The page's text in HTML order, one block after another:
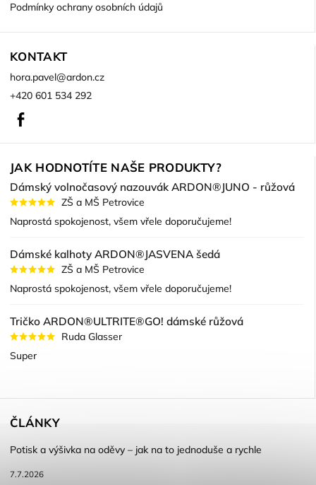
Podmínky ochrany osobních údajů
KONTAKT
hora.pavel@ardon.cz
+420 601 534 292
JAK HODNOTÍTE NAŠE PRODUKTY?
Dámský volnočasový nazouvák ARDON®JUNO - růžová
ZŠ a MŠ Petrovice
Naprostá spokojenost, všem vřele doporučujeme!
Dámské kalhoty ARDON®JASVENA šedá
ZŠ a MŠ Petrovice
Naprostá spokojenost, všem vřele doporučujeme!
Tričko ARDON®ULTRITE®GO! dámské růžová
Ruda Glasser
Super
ČLÁNKY
Potisk a výšivka na oděvy – jak na to jednoduše a rychle
7.7.2026